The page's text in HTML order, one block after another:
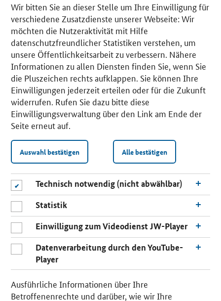
n
Wir bitten Sie an dieser Stelle um Ihre Einwilligung für
verschiedene Zusatzdienste unserer Webseite: Wir
möchten die Nutzeraktivität mit Hilfe
datenschutzfreundlicher Statistiken verstehen, um
unsere Öffentlichkeitsarbeit zu verbessern. Nähere
Informationen zu allen Diensten finden Sie, wenn Sie
die Pluszeichen rechts aufklappen. Sie können Ihre
Einwilligungen jederzeit erteilen oder für die Zukunft
widerrufen. Rufen Sie dazu bitte diese
Einwilligungsverwaltung über den Link am Ende der
Seite erneut auf.
Auswahl bestätigen Alle bestätigen
Technisch notwendig (nicht abwählbar)
Statistik
Einwilligung zum Videodienst JW-Player
Datenverarbeitung durch den YouTube-
Player
Ausführliche Informationen über Ihre
Betroffenenrechte und darüber, wie wir Ihre